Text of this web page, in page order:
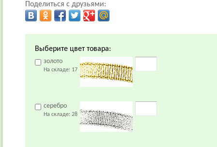
Поделиться с друзьями:
Выберите цвет товара:
золото
На складе: 17
серебро
На складе: 28